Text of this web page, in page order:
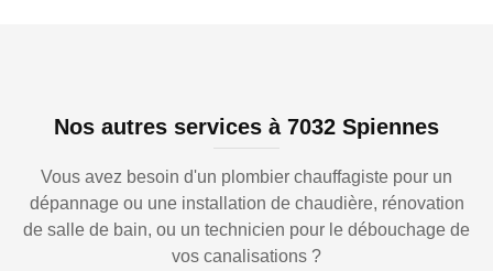
Nos autres services à 7032 Spiennes
Vous avez besoin d'un plombier chauffagiste pour un
dépannage ou une installation de chaudière, rénovation
de salle de bain, ou un technicien pour le débouchage de
vos canalisations ?